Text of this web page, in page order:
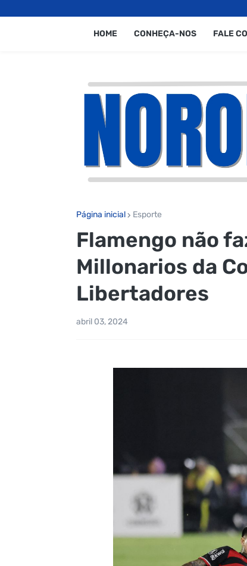
HOME CONHEÇA-NOS FALE
Página inicial Esporte
Flamengo não
Millonarios da
Libertadores
abril 03, 2024